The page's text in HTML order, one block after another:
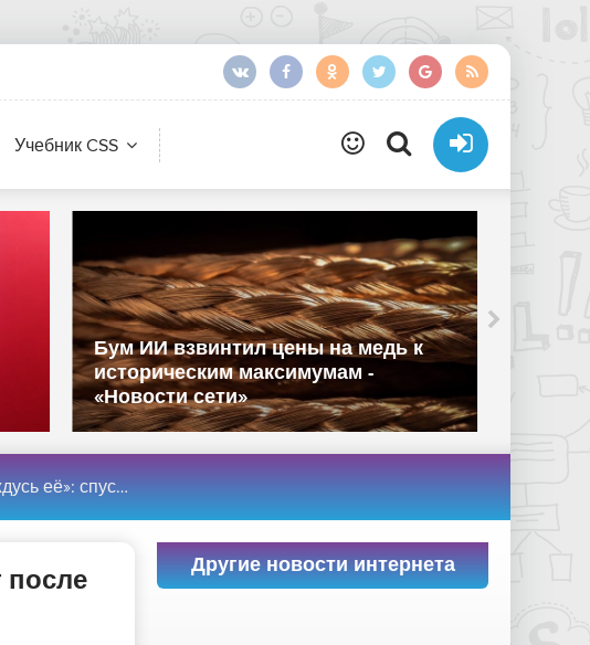
Учебник CSS
Бум ИИ взвинтил цены на медь к
историческим максимумам -
«Новости сети»
Pathologic 3 - «Новости сети»
после
Другие новости интернета